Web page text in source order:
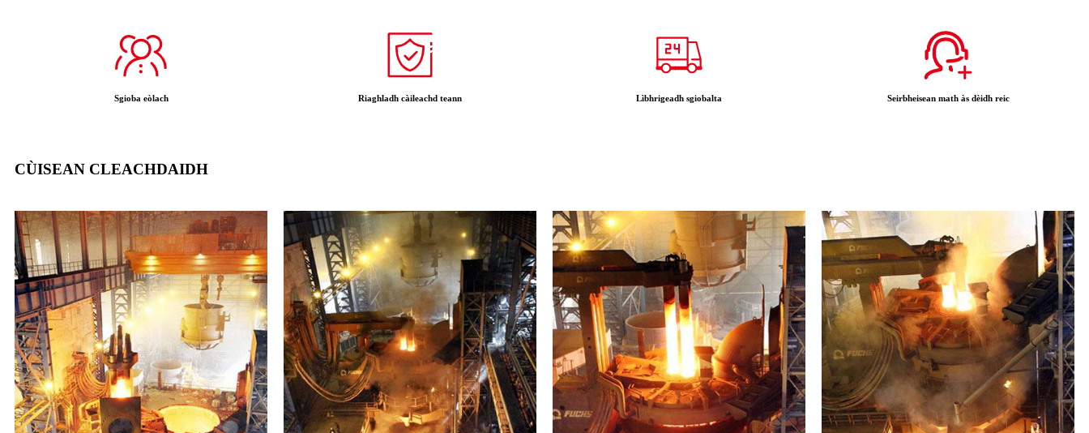
Sgioba eòlach Riaghladh càileachd teann Lìbhrigeadh sgiobalta Seirbheisean math às dèidh reic
CÙISEAN CLEACHDAIDH